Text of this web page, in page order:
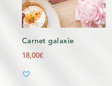
Carnet galaxie
18,00€